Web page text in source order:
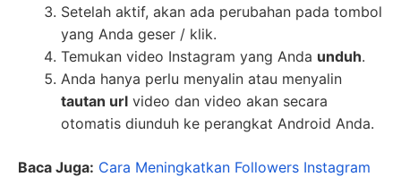
Setelah aktif, akan ada perubahan pada tombol
yang Anda geser / klik.
Temukan video Instagram yang Anda unduh.
Anda hanya perlu menyalin atau menyalin
tautan url video dan video akan secara
otomatis diunduh ke perangkat Android Anda.
Baca Juga: Cara Meningkatkan Followers Instagram